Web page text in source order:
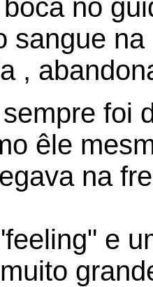
no
sangue
,
foi
êle
na
e